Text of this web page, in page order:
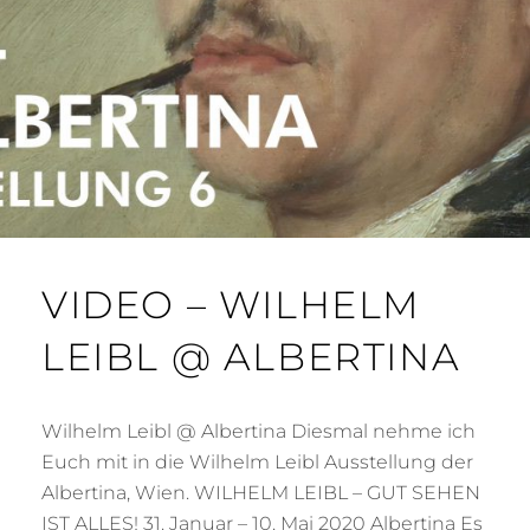
VIDEO – WILHELM
LEIBL @ ALBERTINA
Wilhelm Leibl @ Albertina Diesmal nehme ich
Euch mit in die Wilhelm Leibl Ausstellung der
Albertina, Wien. WILHELM LEIBL – GUT SEHEN
IST ALLES! 31. Januar – 10. Mai 2020 Albertina Es